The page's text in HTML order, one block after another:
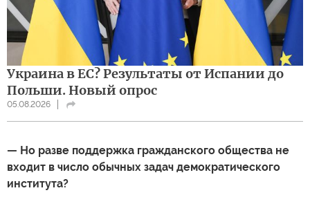
Украина в ЕС? Результаты от Испании до
Польши. Новый опрос
05.08.2026
— Но разве поддержка гражданского общества не
входит в число обычных задач демократического
института?